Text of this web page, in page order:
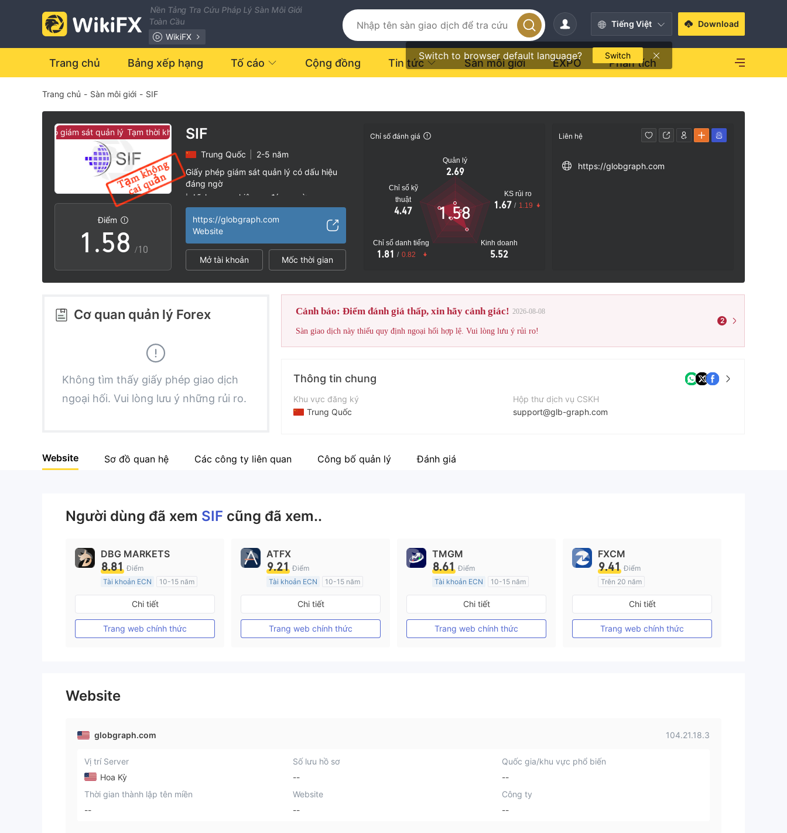
Nền Tảng Tra Cứu Pháp Lý Sàn Môi Giới
Toàn Cầu
WikiFX
Tiếng Việt
Switch to browser default language? Switch
Download
Trang chủ Bảng xếp hạng Tố cáo Cộng đồng Tin tức Sàn môi giới EXPO Phân tích
Trang chủ - Sàn môi giới - SIF
không có giám sát quản lý Tạm thời không có giám sát quản lý
Điểm
0
1
2
3
5
6
8
9
.
0
1
2
3
4
5
6
7
9
2
3
4
5
6
7
8
9
/10
SIF
Trung Quốc
2-5 năm
Giấy phép giám sát quản lý có dấu hiệu
đáng ngờ
| Lĩnh vực nghiệp vụ đáng ngờ
|
https://globgraph.com
Website
Mở tài khoản Mốc thời gian
Chỉ số đánh giá
Quản lý
2.69
Chỉ số kỹ
thuật
4.47
Chỉ số danh tiếng
1.81 / 0.82
Kinh doanh
5.52
KS rủi ro
1.67 / 1.19
1.58
Liên hệ
https://globgraph.com
Cơ quan quản lý Forex
Không tìm thấy giấy phép giao dịch
ngoại hối. Vui lòng lưu ý những rủi ro.
Cảnh báo: Điểm đánh giá thấp, xin hãy cảnh giác! 2026-08-08
Sàn giao dịch này thiếu quy định ngoại hối hợp lệ. Vui lòng lưu ý rủi ro!
2
Thông tin chung
Khu vực đăng ký
Trung Quốc
Tên công ty
Hộp thư dịch vụ CSKH
support@glb-graph.com
Website Sơ đồ quan hệ Các công ty liên quan Công bố quản lý Đánh giá
Người dùng đã xem SIF cũng đã xem..
DBG MARKETS
8.81 Điểm
Tài khoản ECN
10-15 năm
Đăng ký tại Nước Úc
MT4 Chính thức
Chi tiết
Trang web chính thức
ATFX
9.21 Điểm
Tài khoản ECN
10-15 năm
Đăng ký tại Nước Úc
MT4 Chính thức
Chi tiết
Trang web chính thức
TMGM
8.61 Điểm
Tài khoản ECN
10-15 năm
Đăng ký tại Nước Úc
MT4 Chính thức
Chi tiết
Trang web chính thức
FXCM
9.41 Điểm
Trên 20 năm
Đăng ký tại Nước Úc
MT4 Chính thức
Chi tiết
Trang web chính thức
Website
globgraph.com 104.21.18.3
Vị trí Server
Hoa Kỳ
Số lưu hồ sơ
--
Quốc gia/khu vực phổ biến
--
Thời gian thành lập tên miền
--
Website
--
Công ty
--